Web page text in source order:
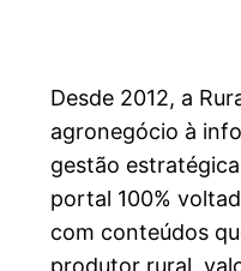
Desde 2012, a
agronegócio à
gestão
portal 100%
com conteúdos
produtor rural,